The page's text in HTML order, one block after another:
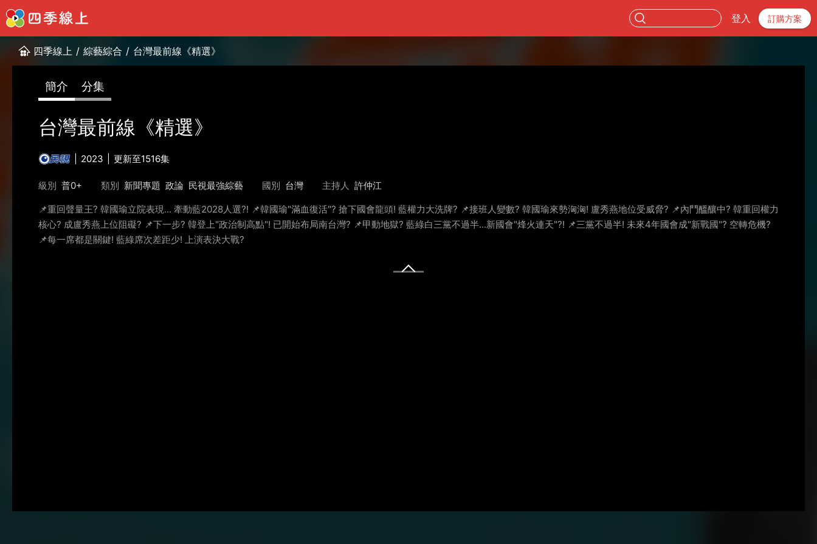
登入 訂購方案
四季線上 / 綜藝綜合 / 台灣最前線《精選》
簡介 分集
台灣最前線《精選》
2023 更新至1516集
級別 普0+ 類別 新聞專題 政論 民視最強綜藝 國別 台灣 主持人 許仲江
📌重回聲量王? 韓國瑜立院表現... 牽動藍2028人選?! 📌韓國瑜"滿血復活"? 搶下國會龍頭! 藍權力大洗牌? 📌接班人變數? 韓國瑜來勢洶洶! 盧秀燕地位受威脅? 📌內鬥醞釀中? 韓重回權力
核心? 成盧秀燕上位阻礙? 📌下一步? 韓登上"政治制高點"! 已開始布局南台灣? 📌甲動地獄? 藍綠白三黨不過半...新國會"烽火連天"?! 📌三黨不過半! 未來4年國會成"新戰國"? 空轉危機?
📌每一席都是關鍵! 藍綠席次差距少! 上演表決大戰?